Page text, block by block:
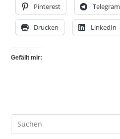
Pinterest Telegram
Drucken LinkedIn
Gefällt mir: